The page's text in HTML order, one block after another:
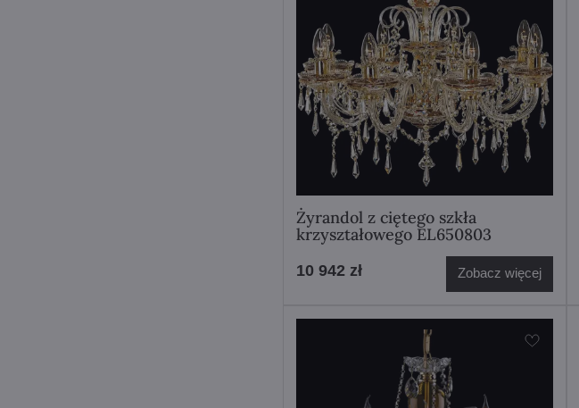
Żyrandol z ciętego szkła
krzyształowego EL650803
10 942 zł Zobacz więcej